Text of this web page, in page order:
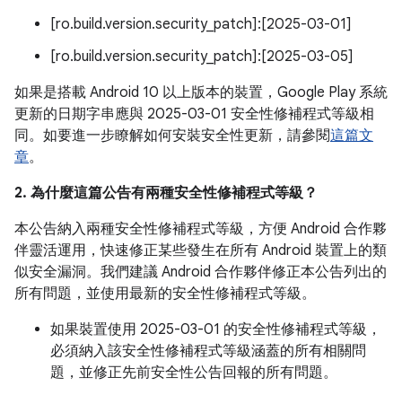
[ro.build.version.security_patch]:[2025-03-01]
[ro.build.version.security_patch]:[2025-03-05]
如果是搭載 Android 10 以上版本的裝置，Google Play 系統
更新的日期字串應與 2025-03-01 安全性修補程式等級相
同。如要進一步瞭解如何安裝安全性更新，請參閱這篇文
章。
2. 為什麼這篇公告有兩種安全性修補程式等級？
本公告納入兩種安全性修補程式等級，方便 Android 合作夥
伴靈活運用，快速修正某些發生在所有 Android 裝置上的類
似安全漏洞。我們建議 Android 合作夥伴修正本公告列出的
所有問題，並使用最新的安全性修補程式等級。
如果裝置使用 2025-03-01 的安全性修補程式等級，
必須納入該安全性修補程式等級涵蓋的所有相關問
題，並修正先前安全性公告回報的所有問題。